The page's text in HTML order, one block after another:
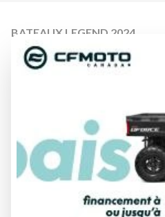
BATEAUX LEGEND 2024
20 XTR TROLLER
62 999 $